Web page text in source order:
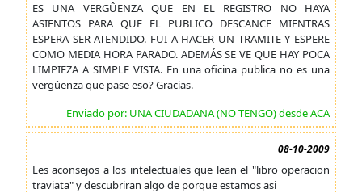
ES UNA VERGÛENZA QUE EN EL REGISTRO NO HAYA
ASIENTOS PARA QUE EL PUBLICO DESCANCE MIENTRAS
ESPERA SER ATENDIDO. FUI A HACER UN TRAMITE Y ESPERE
COMO MEDIA HORA PARADO. ADEMÁS SE VE QUE HAY POCA
LIMPIEZA A SIMPLE VISTA. En una oficina publica no es una
vergûenza que pase eso? Gracias.
Enviado por: UNA CIUDADANA (NO TENGO) desde ACA
08-10-2009
Les aconsejos a los intelectuales que lean el "libro operacion
traviata" y descubriran algo de porque estamos asi